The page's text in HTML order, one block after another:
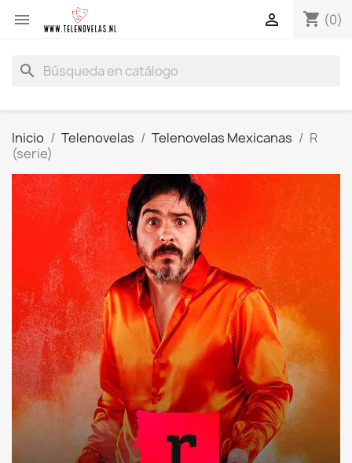
 shopping_cart (0)

search
Inicio Telenovelas Telenovelas Mexicanas
R
(serie)